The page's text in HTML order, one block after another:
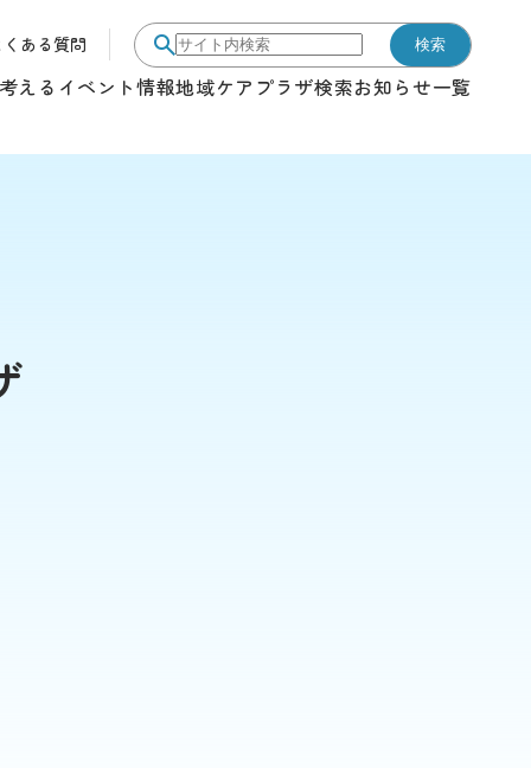
くある質問
サイト内検索
検索
える イベント情報地域ケアプラザ検索お知らせ一覧